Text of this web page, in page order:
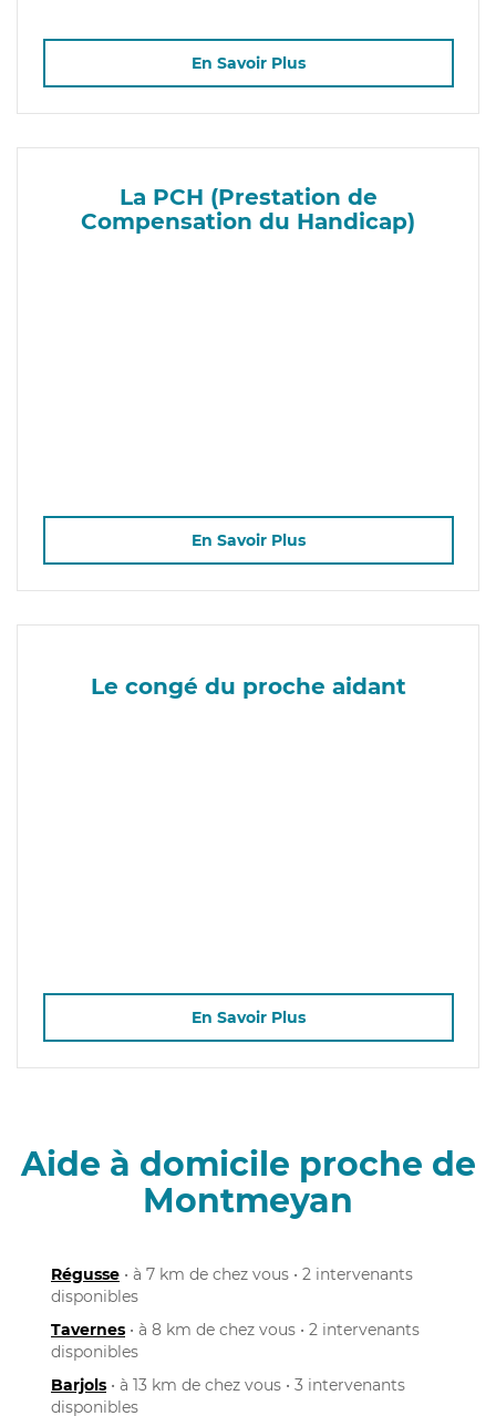
En Savoir Plus
La PCH (Prestation de
Compensation du Handicap)
En Savoir Plus
Le congé du proche aidant
En Savoir Plus
Aide à domicile proche de
Montmeyan
Régusse • à 7 km de chez vous • 2 intervenants
disponibles
Tavernes • à 8 km de chez vous • 2 intervenants
disponibles
Barjols • à 13 km de chez vous • 3 intervenants
disponibles